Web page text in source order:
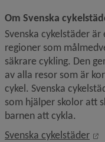
Om Svenska
Svenska cykelstäder
regioner som
säkrare cykling. Den
av alla resor som är
cykel. Svenska
som hjälper skolor att
barnen att cykla.
Svenska cykelstäder